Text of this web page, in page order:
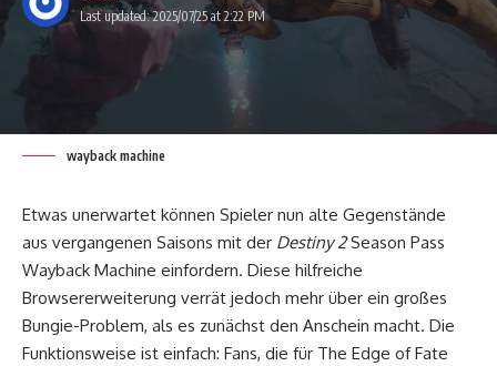
Last updated: 2025/07/25 at 2:22 PM
wayback machine
Etwas unerwartet können Spieler nun alte Gegenstände
aus vergangenen Saisons mit der Destiny 2Season Pass
Wayback Machine einfordern. Diese hilfreiche
Browsererweiterung verrät jedoch mehr über ein großes
Bungie-Problem, als es zunächst den Anschein macht. Die
Funktionsweise ist einfach: Fans, die für The Edge of Fate